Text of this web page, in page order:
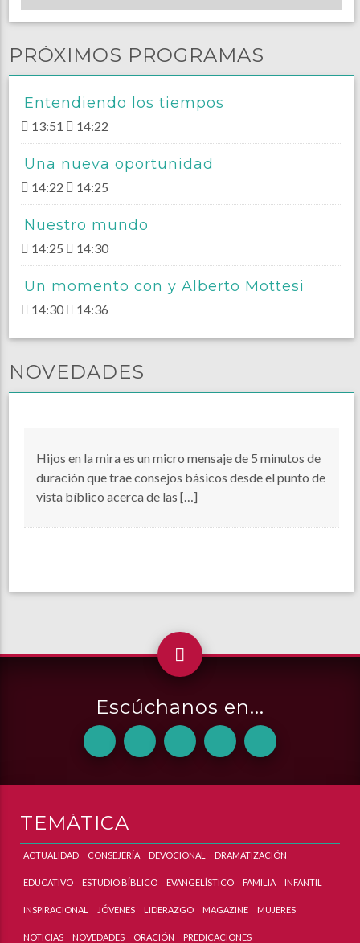
PRÓXIMOS PROGRAMAS
Entendiendo los tiempos
13:51 14:22
Una nueva oportunidad
14:22 14:25
Nuestro mundo
14:25 14:30
Un momento con y Alberto Mottesi
14:30 14:36
NOVEDADES
Hijos en la mira es un micro mensaje de 5 minutos de
duración que trae consejos básicos desde el punto de
vista bíblico acerca de las […]
Escúchanos en...
TEMÁTICA
ACTUALIDAD CONSEJERÍA DEVOCIONAL DRAMATIZACIÓN
EDUCATIVO ESTUDIO BÍBLICO EVANGELÍSTICO FAMILIA INFANTIL
INSPIRACIONAL JÓVENES LIDERAZGO MAGAZINE MUJERES
NOTICIAS NOVEDADES ORACIÓN PREDICACIONES